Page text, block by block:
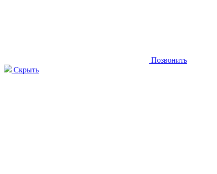
Позвонить
Скрыть